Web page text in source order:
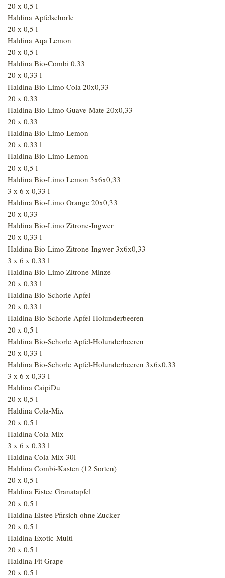
20 x 0,5 l
Haldina Apfelschorle
20 x 0,5 l
Haldina Aqa Lemon
20 x 0,5 l
Haldina Bio-Combi 0,33
20 x 0,33 l
Haldina Bio-Limo Cola 20x0,33
20 x 0,33
Haldina Bio-Limo Guave-Mate 20x0,33
20 x 0,33
Haldina Bio-Limo Lemon
20 x 0,33 l
Haldina Bio-Limo Lemon
20 x 0,5 l
Haldina Bio-Limo Lemon 3x6x0,33
3 x 6 x 0,33 l
Haldina Bio-Limo Orange 20x0,33
20 x 0,33
Haldina Bio-Limo Zitrone-Ingwer
20 x 0,33 l
Haldina Bio-Limo Zitrone-Ingwer 3x6x0,33
3 x 6 x 0,33 l
Haldina Bio-Limo Zitrone-Minze
20 x 0,33 l
Haldina Bio-Schorle Apfel
20 x 0,33 l
Haldina Bio-Schorle Apfel-Holunderbeeren
20 x 0,5 l
Haldina Bio-Schorle Apfel-Holunderbeeren
20 x 0,33 l
Haldina Bio-Schorle Apfel-Holunderbeeren 3x6x0,33
3 x 6 x 0,33 l
Haldina CaipiDu
20 x 0,5 l
Haldina Cola-Mix
20 x 0,5 l
Haldina Cola-Mix
3 x 6 x 0,33 l
Haldina Cola-Mix 30l
Haldina Combi-Kasten (12 Sorten)
20 x 0,5 l
Haldina Eistee Granatapfel
20 x 0,5 l
Haldina Eistee Pfirsich ohne Zucker
20 x 0,5 l
Haldina Exotic-Multi
20 x 0,5 l
Haldina Fit Grape
20 x 0,5 l